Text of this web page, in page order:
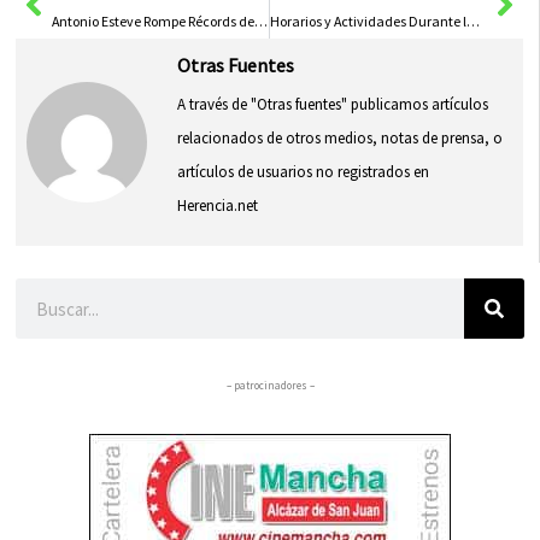
Antonio Esteve Rompe Récords de Asistencia y Participación en el Campeonato de España ISKA Horarios y Actividades Durante la Semana de Corpus Christi
Otras Fuentes
A través de "Otras fuentes" publicamos artículos
relacionados de otros medios, notas de prensa, o
artículos de usuarios no registrados en
Herencia.net
– patrocinadores –